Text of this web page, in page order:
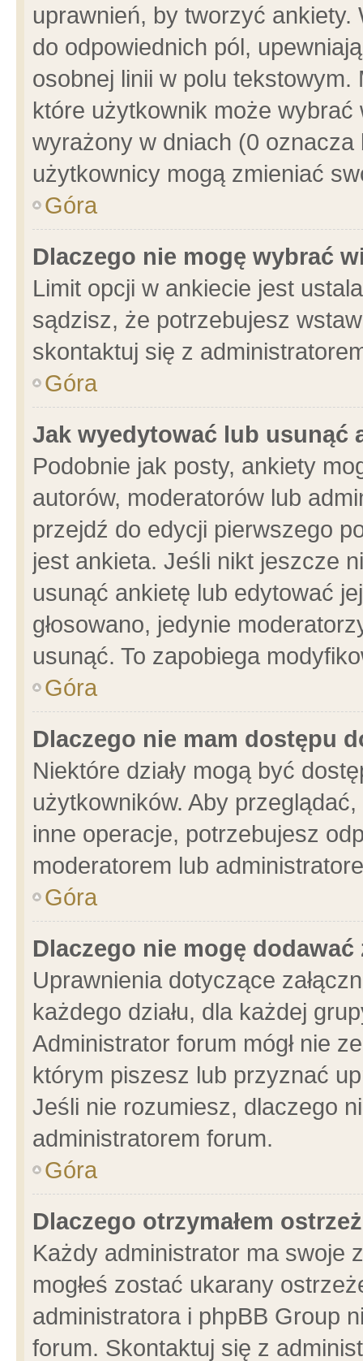
uprawnień, by tworzyć ankiety.
do odpowiednich pól,
osobnej linii w polu
które użytkownik może
wyrażony w dniach (0
użytkownicy mogą zmieniać
Góra
Dlaczego nie mogę wybrać
Limit opcji w ankiecie jest
sądzisz, że potrzebujesz
skontaktuj się z
Góra
Jak wyedytować lub usunąć
Podobnie jak posty, ankiety
autorów, moderatorów lub
przejdź do edycji pierwszego
jest ankieta. Jeśli nikt jeszcze
usunąć ankietę lub edytować
głosowano, jedynie
usunąć. To zapobiega
Góra
Dlaczego nie mam dostępu
Niektóre działy mogą być
użytkowników. Aby
inne operacje, potrzebujesz
moderatorem lub
Góra
Dlaczego nie mogę dodawać
Uprawnienia dotyczące
każdego działu, dla każdej
Administrator forum mógł nie
którym piszesz lub przyznać
Jeśli nie rozumiesz, dlaczego
administratorem forum.
Góra
Dlaczego otrzymałem
Każdy administrator ma swoje
mogłeś zostać ukarany
administratora i phpBB Group
forum. Skontaktuj się z